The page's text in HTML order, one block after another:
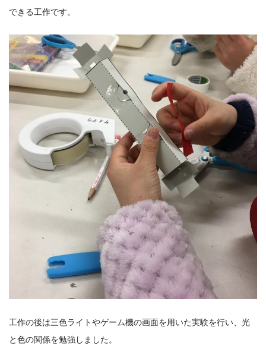
できる工作です。
工作の後は三色ライトやゲーム機の画面を用いた実験を行い、光
と色の関係を勉強しました。